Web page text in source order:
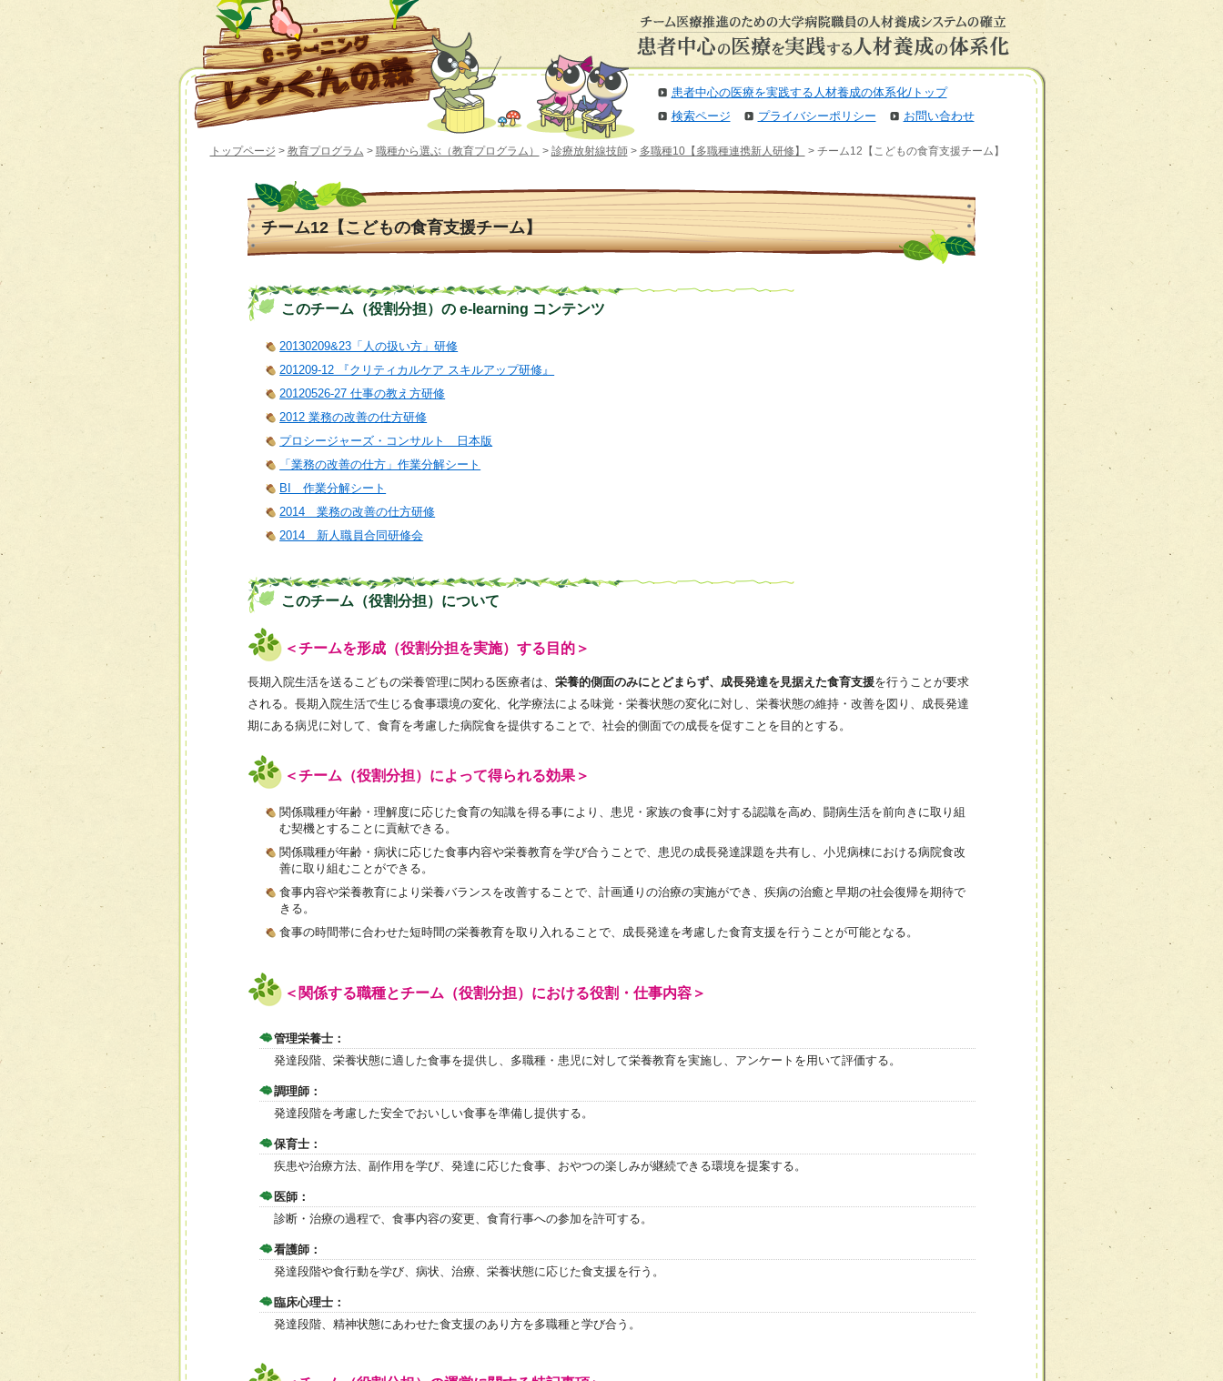
患者中心の医療を実践する人材養成の体系化/トップ
検索ページ
プライバシーポリシー お問い合わせ
トップページ > 教育プログラム > 職種から選ぶ（教育プログラム） > 診療放射線技師> 多職種10【多職種連携新人研修】 > チーム12【こどもの食育支援チーム】
チーム12【こどもの食育支援チーム】
このチーム（役割分担）の e-learning コンテンツ
20130209&23「人の扱い方」研修
201209-12 『クリティカルケア スキルアップ研修』
20120526-27 仕事の教え方研修
2012 業務の改善の仕方研修
プロシージャーズ・コンサルト 日本版
「業務の改善の仕方」作業分解シート
BI 作業分解シート
2014 業務の改善の仕方研修
2014 新人職員合同研修会
このチーム（役割分担）について
＜チームを形成（役割分担を実施）する目的＞
長期入院生活を送るこどもの栄養管理に関わる医療者は、 栄養的側面のみにとどまらず、成長発達を見据えた食育支援を行うことが要求
される。長期入院生活で生じる食事環境の変化、化学療法による味覚・栄養状態の変化に対し、栄養状態の維持・改善を図り、成長発達
期にある病児に対して、食育を考慮した病院食を提供することで、社会的側面での成長を促すことを目的とする。
＜チーム（役割分担）によって得られる効果＞
関係職種が年齢・理解度に応じた食育の知識を得る事により、患児・家族の食事に対する認識を高め、闘病生活を前向きに取り組
む契機とすることに貢献できる。
関係職種が年齢・病状に応じた食事内容や栄養教育を学び合うことで、患児の成長発達課題を共有し、小児病棟における病院食改
善に取り組むことができる。
食事内容や栄養教育により栄養バランスを改善することで、計画通りの治療の実施ができ、疾病の治癒と早期の社会復帰を期待で
きる。
食事の時間帯に合わせた短時間の栄養教育を取り入れることで、成長発達を考慮した食育支援を行うことが可能となる。
＜関係する職種とチーム（役割分担）における役割・仕事内容＞
管理栄養士：
発達段階、栄養状態に適した食事を提供し、多職種・患児に対して栄養教育を実施し、アンケートを用いて評価する。
調理師：
発達段階を考慮した安全でおいしい食事を準備し提供する。
保育士：
疾患や治療方法、副作用を学び、発達に応じた食事、おやつの楽しみが継続できる環境を提案する。
医師：
診断・治療の過程で、食事内容の変更、食育行事への参加を許可する。
看護師：
発達段階や食行動を学び、病状、治療、栄養状態に応じた食支援を行う。
臨床心理士：
発達段階、精神状態にあわせた食支援のあり方を多職種と学び合う。